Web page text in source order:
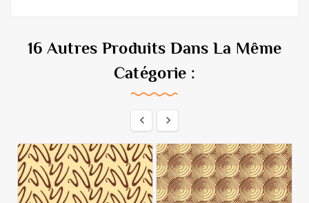
16 Autres Produits Dans La Même
Catégorie :
 